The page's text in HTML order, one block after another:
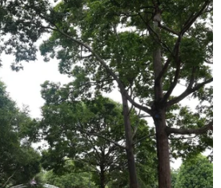
TẤN XÃ VIỆT NAM
DUẨN
THỊ TÁM, KHÚC THANH
Quy định sử dụng
Hỗ trợ